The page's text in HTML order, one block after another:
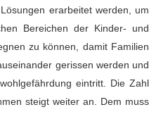
erarbeitet werden, um
Bereichen der Kinder- und
zu können, damit Familien
gerissen werden und
eintritt. Die Zahl
steigt weiter an. Dem muss